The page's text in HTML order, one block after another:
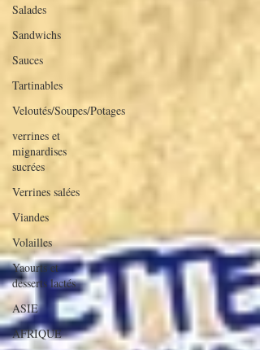
Salades
Sandwichs
Sauces
Tartinables
Veloutés/Soupes/Potages
verrines et
mignardises
sucrées
Verrines salées
Viandes
Volailles
Yaourts et
desserts lactés
ASIE
AFRIQUE